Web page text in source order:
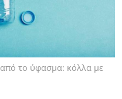
το ύφασμα: κόλλα με